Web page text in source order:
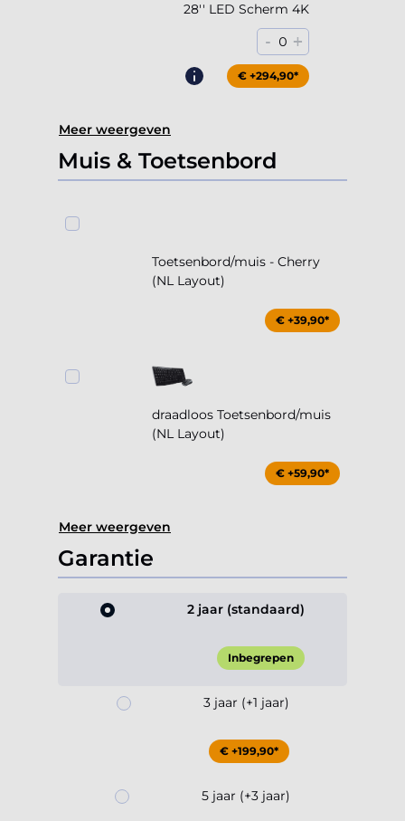
28'' LED Scherm 4K
- 0 +
€ +294,90*
Meer weergeven
Muis & Toetsenbord
Toetsenbord/muis - Cherry
(NL Layout)
€ +39,90*
draadloos Toetsenbord/muis
(NL Layout)
€ +59,90*
Meer weergeven
Garantie
2 jaar (standaard)
Inbegrepen
3 jaar (+1 jaar)
€ +199,90*
5 jaar (+3 jaar)